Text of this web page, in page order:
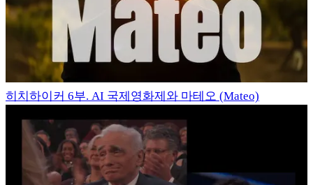
히치하이커 6부. AI 국제영화제와 마테오 (Mateo)